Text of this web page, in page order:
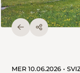
MER 10.06.2026 •